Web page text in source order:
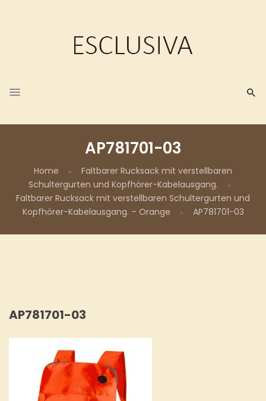
AP781701-03
Home
Faltbarer Rucksack mit verstellbaren
Schultergurten und Kopfhörer-Kabelausgang.
Faltbarer Rucksack mit verstellbaren Schultergurten und
Kopfhörer-Kabelausgang. – Orange
AP781701-03
AP781701-03